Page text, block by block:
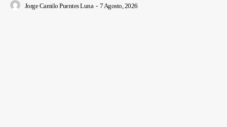
Jorge Camilo Puentes Luna - 7 Agosto, 2026